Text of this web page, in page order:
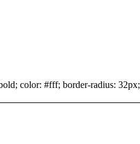
color: #fff; border-radius: 32px;